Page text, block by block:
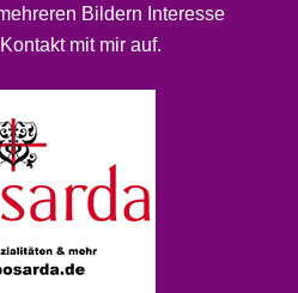
Bildern Interesse
Kontaktmit mir auf.